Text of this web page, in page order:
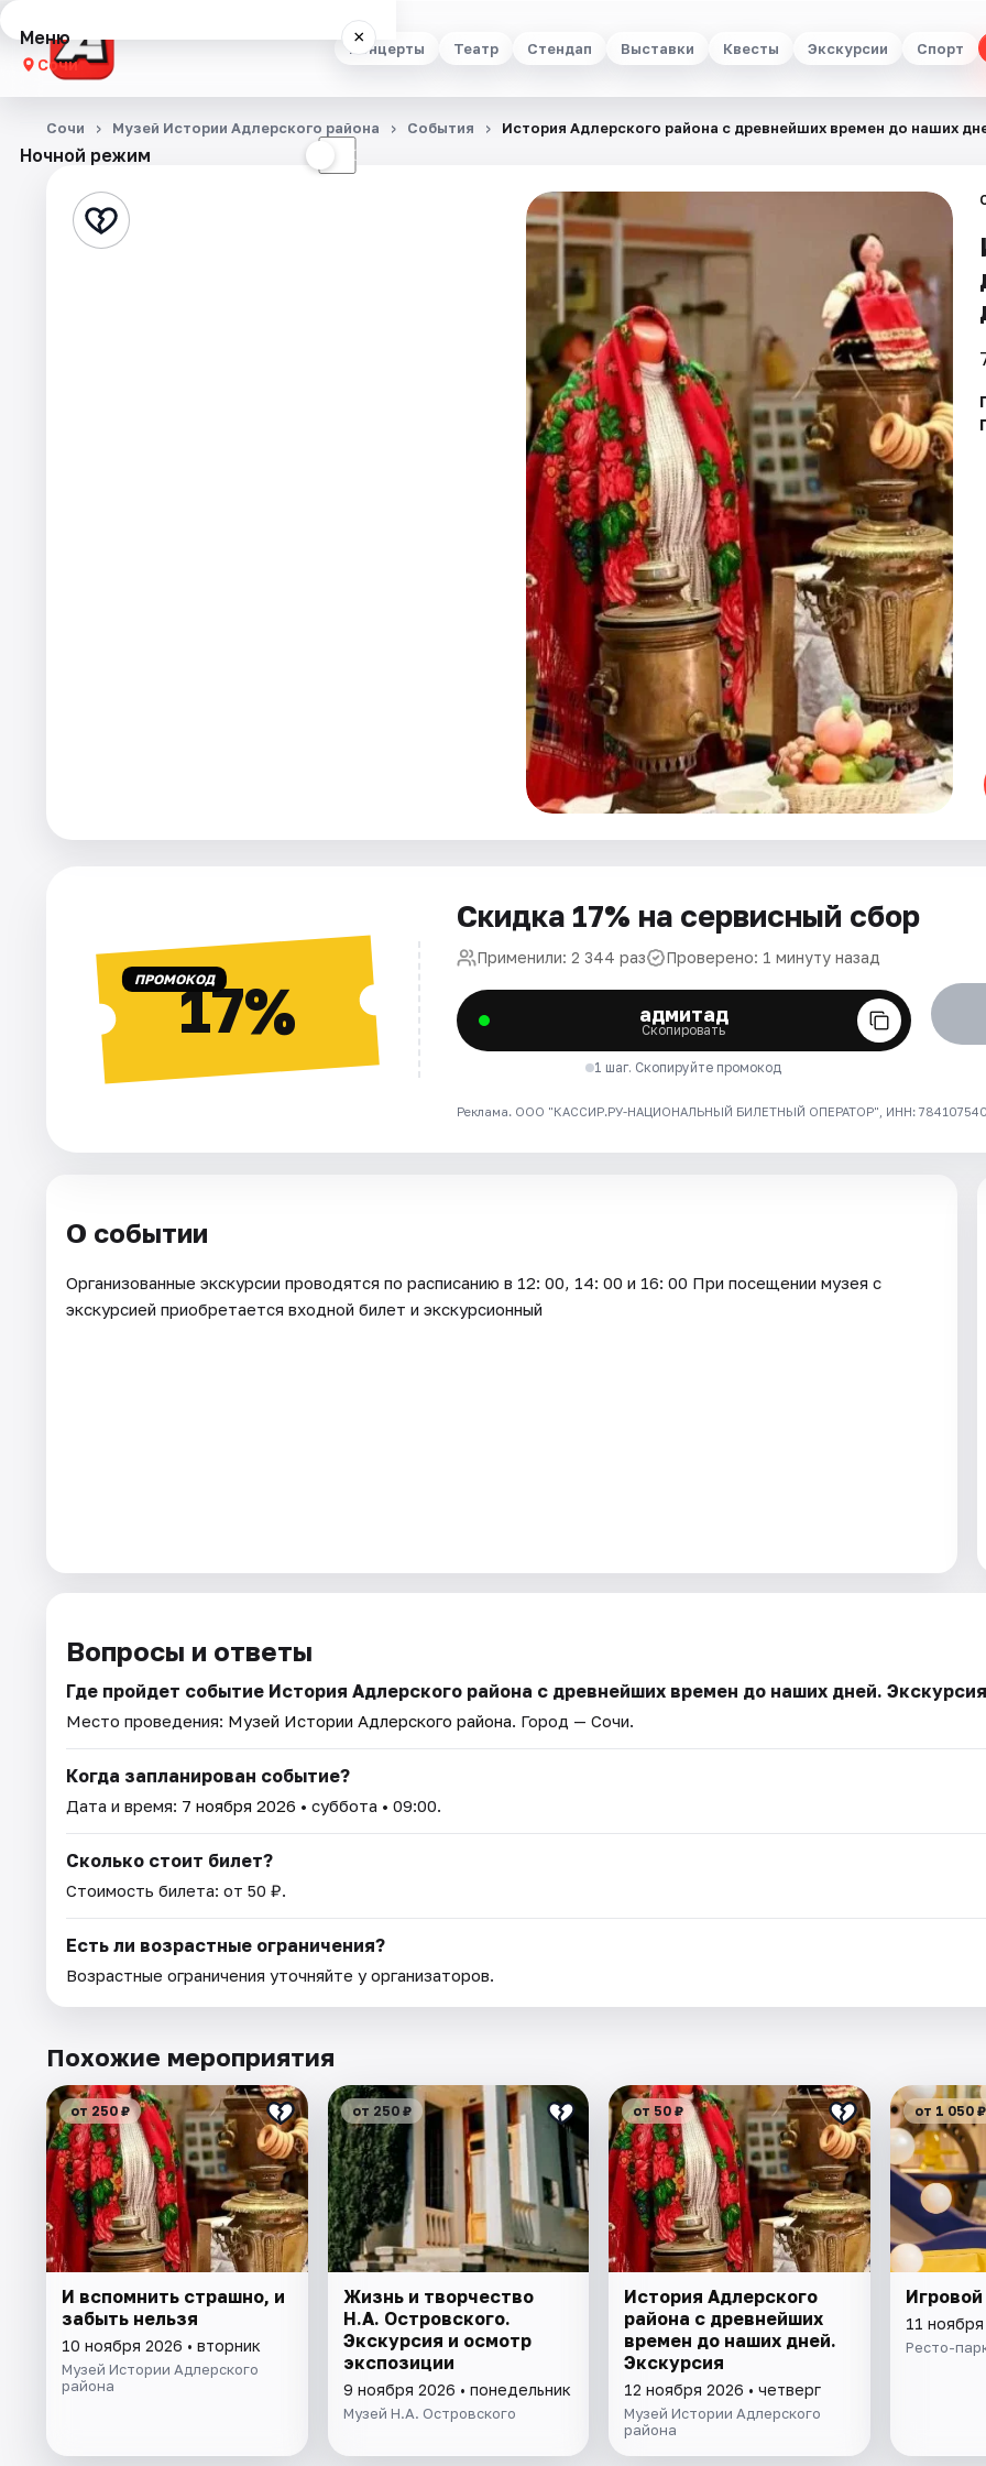
Концерты Театр Стендап Выставки Квесты Экскурсии Спорт
Меню ×
Сочи
Концерты
Стендап
Ночной режим ☾
Сочи Музей Истории Адлерского района События История Адлерского района с древнейших времен до наших
ПРОМОКОД17%
Скидка 17% на сервисный сбор
Применили: 2 344 раз Проверено: 1 минуту назад
адмитад
Скопировать
1 шаг. Скопируйте промокод
Реклама. ООО "КАССИР.РУ-НАЦИОНАЛЬНЫЙ БИЛЕТНЫЙ ОПЕРАТОР", ИНН: 7841075409
О событии
Организованные экскурсии проводятся по расписанию в 12: 00, 14: 00 и 16: 00 При посещении музея с
экскурсией приобретается входной билет и экскурсионный
Вопросы и ответы
Где пройдет событие История Адлерского района с древнейших времен до наших дней.
Место проведения: Музей Истории Адлерского района. Город — Сочи.
Когда запланирован событие?
Дата и время: 7 ноября 2026 • суббота • 09:00.
Сколько стоит билет?
Стоимость билета: от 50 ₽.
Есть ли возрастные ограничения?
Возрастные ограничения уточняйте у организаторов.
Похожие мероприятия
от 250 ₽
И вспомнить страшно, и
забыть нельзя
10 ноября 2026 • вторник
Музей Истории Адлерского
района
от 250 ₽
Жизнь и творчество
Н.А. Островского.
Экскурсия и осмотр
экспозиции
9 ноября 2026 • понедельник
Музей Н.А. Островского
от 50 ₽
История Адлерского
района с древнейших
времен до наших дней.
Экскурсия
12 ноября 2026 • четверг
Музей Истории Адлерского
района
от 1 050 ₽
11
Ресто-